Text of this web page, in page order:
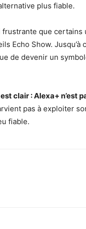
plus fiable.
frustrante que
Echo Show. Jusqu’à
de devenir un
clair : Alexa+ n’est
pas à exploiter
fiable.